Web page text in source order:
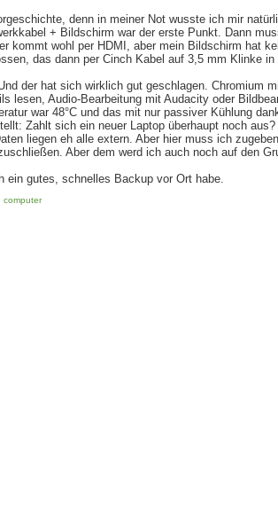
denn in meiner Not wusste ich mir
+ Bildschirm war der erste Punkt. Dann
kommt wohl per HDMI, aber mein Bildschirm hat
das dann per Cinch Kabel auf 3,5 mm Klinke
der hat sich wirklich gut geschlagen. Chromium
lesen, Audio-Bearbeitung mit Audacity oder
war 48°C und das mit nur passiver Kühlung
Zahlt sich ein neuer Laptop überhaupt noch
liegen eh alle extern. Aber hier muss ich
Aber dem werd ich auch noch auf den
gutes, schnelles Backup vor Ort habe.
computer